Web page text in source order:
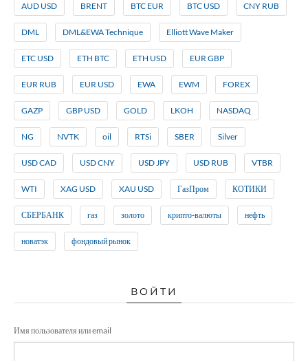
AUD USD BRENT BTC EUR BTC USD CNY RUB
DML DML&EWA Technique Elliott Wave Maker
ETC USD ETH BTC ETH USD EUR GBP
EUR RUB EUR USD EWA EWM FOREX
GAZP GBP USD GOLD LKOH NASDAQ
NG NVTK oil RTSi SBER Silver
USD CAD USD CNY USD JPY USD RUB VTBR
WTI XAG USD XAU USD ГазПром КОТИКИ
СБЕРБАНК газ золото крипто-валюты нефть
новатэк фондовый рынок
ВОЙТИ
Имя пользователя или email